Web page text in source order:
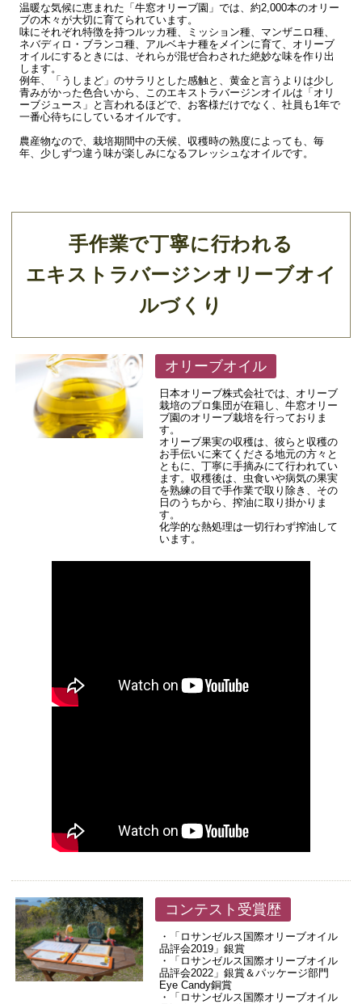
温暖な気候に恵まれた「牛窓オリーブ園」では、約2,000本のオリー
ブの木々が大切に育てられています。
味にそれぞれ特徴を持つルッカ種、ミッション種、マンザニロ種、
ネバディロ・ブランコ種、アルベキナ種をメインに育て、オリーブ
オイルにするときには、それらが混ぜ合わされた絶妙な味を作り出
します。
例年、「うしまど」のサラリとした感触と、黄金と言うよりは少し
青みがかった色合いから、このエキストラバージンオイルは「オリ
ーブジュース」と言われるほどで、お客様だけでなく、社員も1年で
一番心待ちにしているオイルです。
農産物なので、栽培期間中の天候、収穫時の熟度によっても、毎
年、少しずつ違う味が楽しみになるフレッシュなオイルです。
手作業で丁寧に行われる
エキストラバージンオリーブオイ
ルづくり
オリーブオイル
日本オリーブ株式会社では、オリーブ
栽培のプロ集団が在籍し、牛窓オリー
ブ園のオリーブ栽培を行っておりま
す。
オリーブ果実の収穫は、彼らと収穫の
お手伝いに来てくださる地元の方々と
ともに、丁寧に手摘みにて行われてい
ます。収穫後は、虫食いや病気の果実
を熟練の目で手作業で取り除き、その
日のうちから、搾油に取り掛かりま
す。
化学的な熱処理は一切行わず搾油して
います。
コンテスト受賞歴
・「ロサンゼルス国際オリーブオイル
品評会2019」銀賞
・「ロサンゼルス国際オリーブオイル
品評会2022」銀賞＆パッケージ部門
Eye Candy銅賞
・「ロサンゼルス国際オリーブオイル